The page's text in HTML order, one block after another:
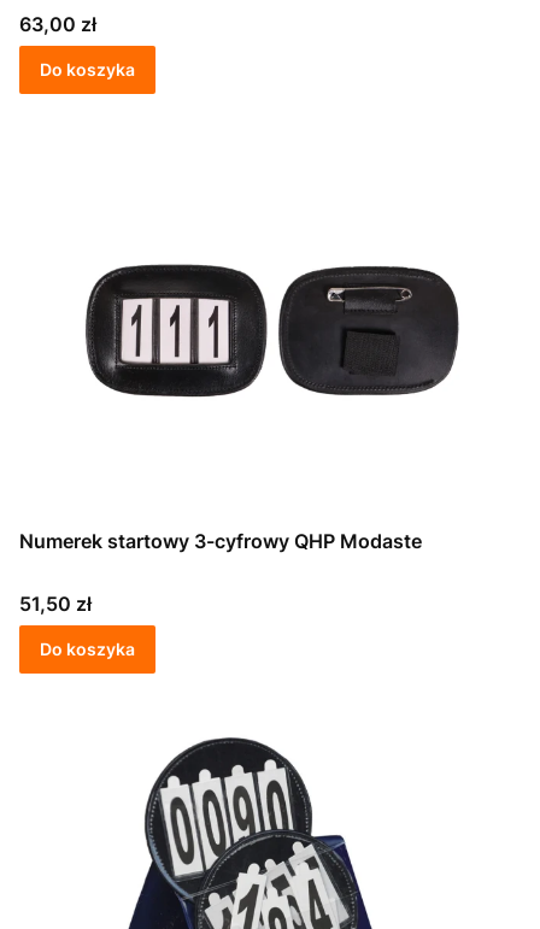
Cena
63,00 zł
Do koszyka
Numerek startowy 3-cyfrowy QHP Modaste
Cena
51,50 zł
Do koszyka